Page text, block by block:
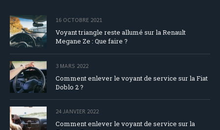
16 OCTOBRE 2021
Voyant triangle reste allumé sur la Renault
Megane Ze : Que faire ?
3 MARS 2022
Comment enlever le voyant de service sur la Fiat
Doblo 2 ?
24 JANVIER 2022
Comment enlever le voyant de service sur la